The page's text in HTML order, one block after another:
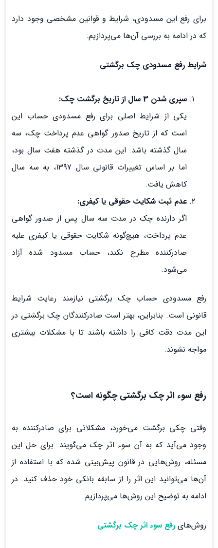
برای رفع این مسدودی، شرایط و قوانین مشخصی وجود دارد
که در ادامه به بررسی آن‌ها می‌پردازیم.
شرایط رفع مسدودی چک برگشتی
سپری شدن 3 سال از تاریخ برگشت چک:
یکی از شرایط اصلی برای رفع مسدودی حساب این
است که از تاریخ صدور گواهی عدم پرداخت چک، سه
سال گذشته باشد. این مدت در گذشته هفت سال بود،
اما بر اساس تغییرات قانونی سال 1397، به سه سال
کاهش یافت.
عدم ثبت شکایت حقوقی یا کیفری:
اگر دارنده چک در مدت سه سال پس از صدور گواهی
عدم پرداخت، هیچ‌گونه شکایت حقوقی یا کیفری علیه
صادرکننده مطرح نکند، حساب مسدود شده آزاد
می‌شود.
رفع مسدودی حساب چک برگشتی نیازمند رعایت شرایط
قانونی است. بنابراین، بهتر است صادرکنندگان چک برگشتی در
این مدت دقت کافی را داشته باشند تا با مشکلات بیشتری
مواجه نشوند.
رفع سوء اثر چک برگشتی چگونه است؟
وقتی چکی برگشت می‌خورد، مشکلاتی برای صادرکننده به
وجود می‌آید که به آن سوء اثر چک می‌گویند. برای حل این
مسئله، روش‌هایی در قانون پیش‌بینی شده که با استفاده از
آن‌ها می‌توانید این اثر را از سابقه بانکی خود حذف کنید. در
ادامه به توضیح این روش‌ها می‌پردازیم.
روش‌های رفع سوء اثر چک برگشتی